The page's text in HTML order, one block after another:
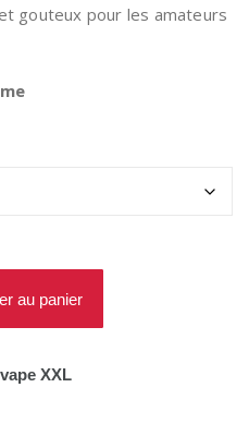
gouteux pour les amateurs
au panier
XXL